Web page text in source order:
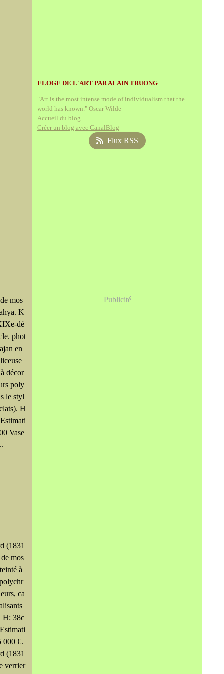
mos
K
dé
phot
en
décor
poly
le styl
H
Vase
(1831
mos
à
ca
H: 38c
000 €.
(1831
verrier
ELOGE DE L'ART PAR ALAIN TRUONG
"Art is the most intense mode of individualism that the
world has known." Oscar Wilde
Accueil du blog
Créer un blog avec CanalBlog
Flux RSS
Publicité